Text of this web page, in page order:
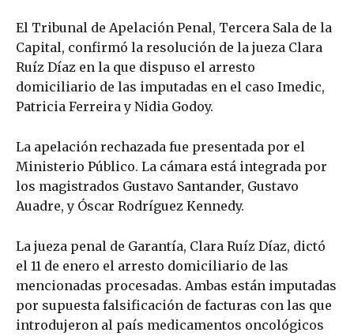
El Tribunal de Apelación Penal, Tercera Sala de la
Capital, confirmó la resolución de la jueza Clara
Ruíz Díaz en la que dispuso el arresto
domiciliario de las imputadas en el caso Imedic,
Patricia Ferreira y Nidia Godoy.
La apelación rechazada fue presentada por el
Ministerio Público. La cámara está integrada por
los magistrados Gustavo Santander, Gustavo
Auadre, y Óscar Rodríguez Kennedy.
La jueza penal de Garantía, Clara Ruíz Díaz, dictó
el 11 de enero el arresto domiciliario de las
mencionadas procesadas. Ambas están imputadas
por supuesta falsificación de facturas con las que
introdujeron al país medicamentos oncológicos